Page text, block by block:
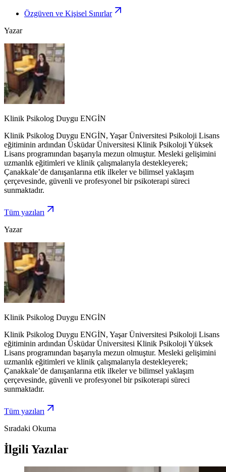
Özgüven ve Kişisel Sınırlar
Yazar
Klinik Psikolog Duygu ENGİN
Klinik Psikolog Duygu ENGİN, Yaşar Üniversitesi Psikoloji Lisans
eğitiminin ardından Üsküdar Üniversitesi Klinik Psikoloji Yüksek
Lisans programından başarıyla mezun olmuştur. Mesleki gelişimini
uzmanlık eğitimleri ve klinik çalışmalarıyla destekleyerek;
Çanakkale’de danışanlarına etik ilkeler ve bilimsel yaklaşım
çerçevesinde, güvenli ve profesyonel bir psikoterapi süreci
sunmaktadır.
Tüm yazıları
Yazar
Klinik Psikolog Duygu ENGİN
Klinik Psikolog Duygu ENGİN, Yaşar Üniversitesi Psikoloji Lisans
eğitiminin ardından Üsküdar Üniversitesi Klinik Psikoloji Yüksek
Lisans programından başarıyla mezun olmuştur. Mesleki gelişimini
uzmanlık eğitimleri ve klinik çalışmalarıyla destekleyerek;
Çanakkale’de danışanlarına etik ilkeler ve bilimsel yaklaşım
çerçevesinde, güvenli ve profesyonel bir psikoterapi süreci
sunmaktadır.
Tüm yazıları
Sıradaki Okuma
İlgili Yazılar